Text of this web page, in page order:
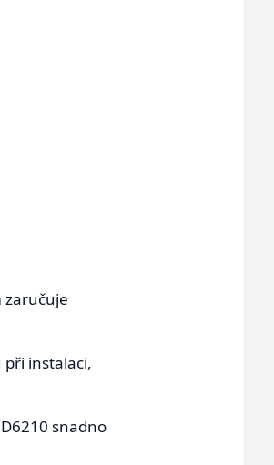
zaručuje
instalaci,
snadno